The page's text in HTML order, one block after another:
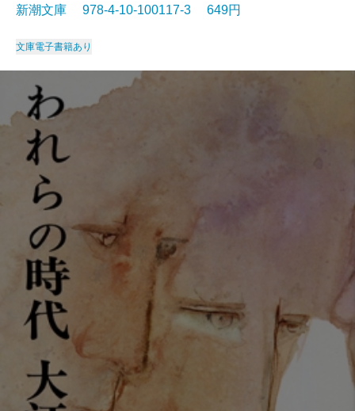
新潮文庫 978-4-10-100117-3 649円
文庫電子書籍あり